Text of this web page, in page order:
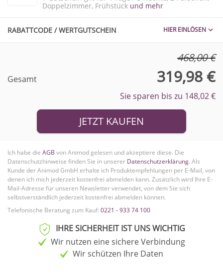
Doppelzimmer Frühstück und mehr
RABATTCODE / WERTGUTSCHEIN HIER EINLÖSEN
468,00 €
Gesamt 319,98 €
Sie sparen bis zu 148,02 €
JETZT KAUFEN
Ich habe die AGB von Animod gelesen und akzeptiere diese. Die
Datenschutzhinweise finden Sie in unserer Datenschutzerklärung. Als
Kunde der Animod GmbH erhalte ich Produktempfehlungen per E-Mail, von
denen ich mich jederzeit kostenfrei abmelden kann. Zusätzlich wird Ihre E-
Mail-Adresse für unseren Newsletter verwendet, von dem Sie sich
selbstverständlich jederzeit kostenfrei abmelden können.
Telefonische Beratung zum Kauf: 0221 - 933 74 100
IHRE SICHERHEIT IST UNS WICHTIG
Wir nutzen eine sichere Verbindung
Wir schützen Ihre Daten